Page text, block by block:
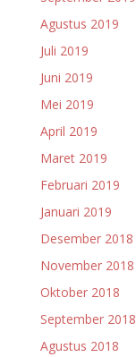
Agustus 2019
Juli 2019
Juni 2019
Mei 2019
April 2019
Maret 2019
Februari 2019
Januari 2019
Desember 2018
November 2018
Oktober 2018
September 2018
Agustus 2018